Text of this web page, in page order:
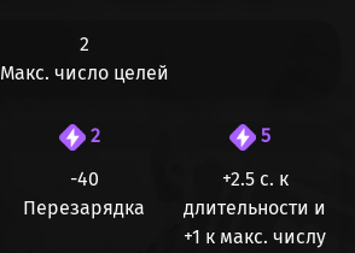
2
Макс. число целей
2
-40
Перезарядка
5
+2.5 с. к
длительности и
+1 к макс. числу